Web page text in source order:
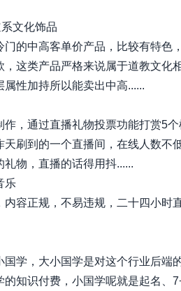
文化饰品
的中高客单价产品，比较有特色
这类产品严格来说属于道教文化
性加持所以能卖出中高......
，通过直播礼物投票功能打赏5
刷到的一个直播间，在线人数不
物，直播的话得用抖......
乐
容正规，不易违规，二十四小时
学，大小国学是对这个行业后端
知识付费，小国学呢就是起名、